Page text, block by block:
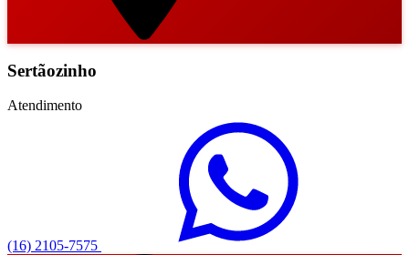
Sertãozinho
Atendimento
(16) 2105-7575